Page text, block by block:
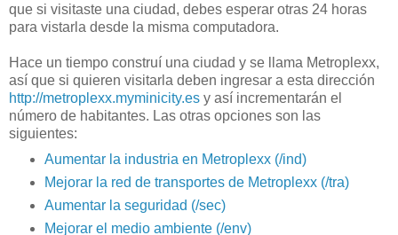
que si visitaste una ciudad, debes esperar otras 24 horas
para vistarla desde la misma computadora.
Hace un tiempo construí una ciudad y se llama Metroplexx,
así que si quieren visitarla deben ingresar a esta dirección
http://metroplexx.myminicity.es y así incrementarán el
número de habitantes. Las otras opciones son las
siguientes:
Aumentar la industria en Metroplexx (/ind)
Mejorar la red de transportes de Metroplexx (/tra)
Aumentar la seguridad (/sec)
Mejorar el medio ambiente (/env)